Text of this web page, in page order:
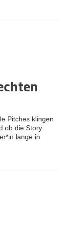
Pitches klingen
ob die Story
lange in